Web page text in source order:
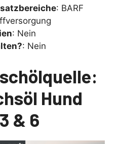
: BARF
: Nein
: Nein
Hund
& 6